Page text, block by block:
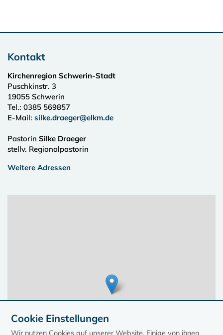
Kontakt
Kirchenregion Schwerin-Stadt
Puschkinstr. 3
19055 Schwerin
Tel.: 0385 569857
E-Mail: silke.draeger@elkm.de
Pastorin Silke Draeger
stellv. Regionalpastorin
Weitere Adressen
Cookie Einstellungen
Wir nutzen Cookies auf unserer Website. Einige von ihnen